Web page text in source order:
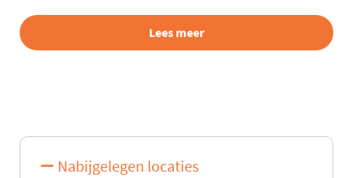
Lees meer
Nabijgelegen locaties